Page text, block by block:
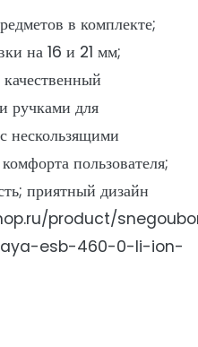
в комплекте;
на 16 и 21 мм;
ручками для
нескользящими
пользователя;
приятный дизайн
product/
esb-460-0-li-ion-